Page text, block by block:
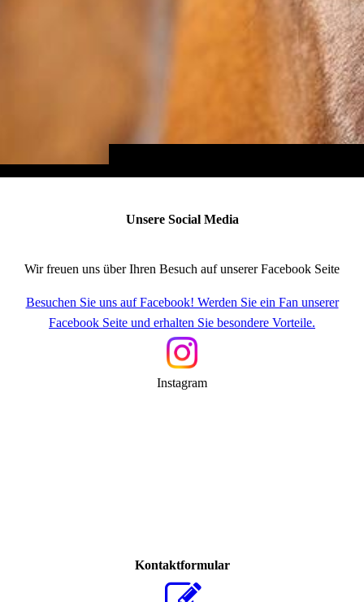
Unsere Social Media
Wir freuen uns über Ihren Besuch auf unserer Facebook Seite
Besuchen Sie uns auf Facebook! Werden Sie ein Fan unserer
Facebook Seite und erhalten Sie besondere Vorteile.
Instagram
Kontaktformular